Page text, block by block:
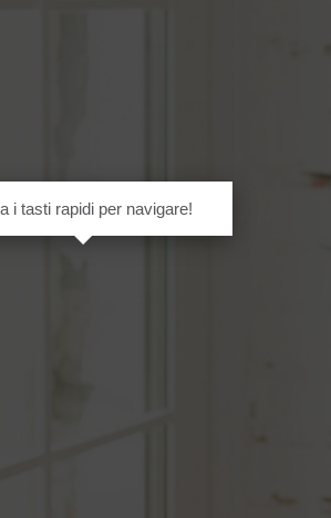
i tasti rapidi per navigare!